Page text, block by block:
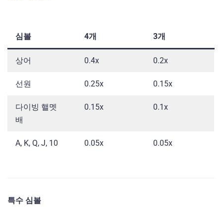
심볼 4개 3개
상어 0.4x 0.2x
선원 0.25x 0.15x
다이빙 핼멧
배
0.15x 0.1x
A, K, Q, J, 10 0.05x 0.05x
특수 심볼